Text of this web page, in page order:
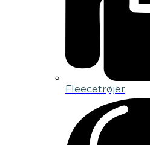
Fleecetrøjer